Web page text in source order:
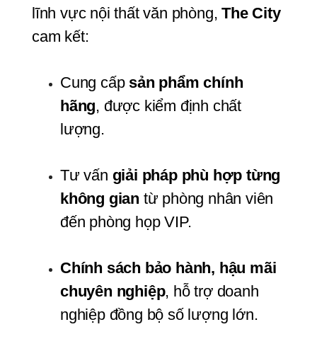
lĩnh vực nội thất văn phòng, The City
cam kết:
Cung cấp sản phẩm chính
hãng, được kiểm định chất
lượng.
Tư vấn giải pháp phù hợp từng
không gian từ phòng nhân viên
đến phòng họp VIP.
Chính sách bảo hành, hậu mãi
chuyên nghiệp, hỗ trợ doanh
nghiệp đồng bộ số lượng lớn.